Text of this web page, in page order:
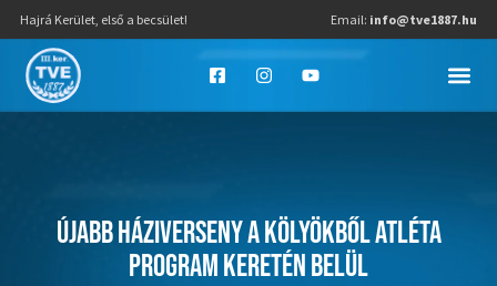
Hajrá Kerület, első a becsület! Email: info@tve1887.hu
ÚJABB HÁZIVERSENY A KÖLYÖKBŐL ATLÉTA
PROGRAM KERETÉN BELÜL